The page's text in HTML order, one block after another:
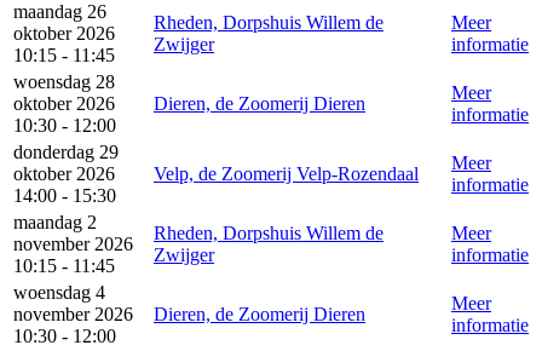
maandag 26
oktober 2026
10:15 - 11:45
Rheden, Dorpshuis Willem de
Zwijger
Meer
informatie
woensdag 28
oktober 2026
10:30 - 12:00
Dieren, de Zoomerij Dieren
Meer
informatie
donderdag 29
oktober 2026
14:00 - 15:30
Velp, de Zoomerij Velp-Rozendaal
Meer
informatie
maandag 2
november 2026
10:15 - 11:45
Rheden, Dorpshuis Willem de
Zwijger
Meer
informatie
woensdag 4
november 2026
10:30 - 12:00
Dieren, de Zoomerij Dieren
Meer
informatie